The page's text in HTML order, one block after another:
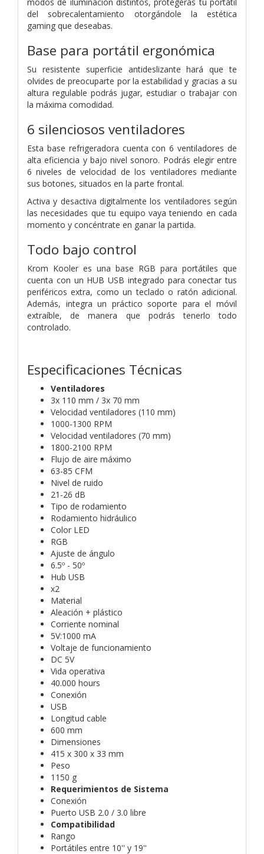
del sobrecalentamiento otorgándole la estética
gaming que deseabas.
Base para portátil ergonómica
Su resistente superficie antideslizante hará que te
olvides de preocuparte por la estabilidad y gracias a su
altura regulable podrás jugar, estudiar o trabajar con
la máxima comodidad.
6 silenciosos ventiladores
Esta base refrigeradora cuenta con 6 ventiladores de
alta eficiencia y bajo nivel sonoro. Podrás elegir entre
6 niveles de velocidad de los ventiladores mediante
sus botones, situados en la parte frontal.
Activa y desactiva digitalmente los ventiladores según
las necesidades que tu equipo vaya teniendo en cada
momento y concéntrate en ganar la partida.
Todo bajo control
Krom Kooler es una base RGB para portátiles que
cuenta con un HUB USB integrado para conectar tus
periféricos extra, como un teclado o ratón adicional.
Además, integra un práctico soporte para el móvil
extraíble, de manera que podrás tenerlo todo
controlado.
Especificaciones Técnicas
Ventiladores
3x 110 mm / 3x 70 mm
Velocidad ventiladores (110 mm)
1000-1300 RPM
Velocidad ventiladores (70 mm)
1800-2100 RPM
Flujo de aire máximo
63-85 CFM
Nivel de ruido
21-26 dB
Tipo de rodamiento
Rodamiento hidráulico
Color LED
RGB
Ajuste de ángulo
6.5º - 50º
Hub USB
x2
Material
Aleación + plástico
Corriente nominal
5V:1000 mA
Voltaje de funcionamiento
DC 5V
Vida operativa
40.000 hours
Conexión
USB
Longitud cable
600 mm
Dimensiones
415 x 300 x 33 mm
Peso
1150 g
Requerimientos de Sistema
Conexión
Puerto USB 2.0 / 3.0 libre
Compatibilidad
Rango
Portátiles entre 10'' y 19''